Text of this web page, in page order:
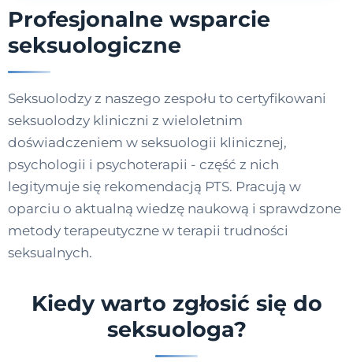
Profesjonalne wsparcie
seksuologiczne
Seksuolodzy z naszego zespołu to certyfikowani
seksuolodzy kliniczni z wieloletnim
doświadczeniem w seksuologii klinicznej,
psychologii i psychoterapii - część z nich
legitymuje się rekomendacją PTS. Pracują w
oparciu o aktualną wiedzę naukową i sprawdzone
metody terapeutyczne w terapii trudności
seksualnych.
Kiedy warto zgłosić się do
seksuologa?